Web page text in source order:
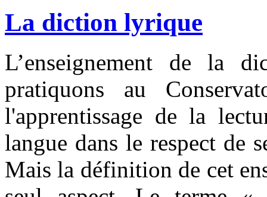
La diction lyrique
L’enseignement de la
pratiquons au
l'apprentissage de la
langue dans le respect de
Mais la définition de cet